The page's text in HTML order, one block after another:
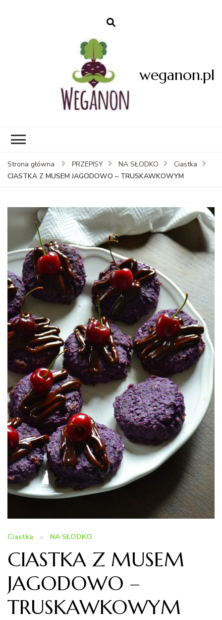
weganon.pl
Strona główna PRZEPISY NA SŁODKO
Ciastka
CIASTKA Z MUSEM JAGODOWO – TRUSKAWKOWYM
Ciastka NA SŁODKO
CIASTKA Z MUSEM
JAGODOWO –
TRUSKAWKOWYM